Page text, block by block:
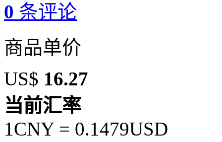
0 条评论
商品单价
US$ 16.27
当前汇率
1CNY = 0.1479USD